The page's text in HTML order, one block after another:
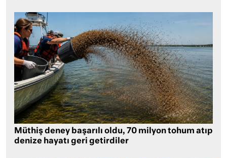
Müthiş deney başarılı oldu, 70 milyon tohum atıp
denize hayatı geri getirdiler